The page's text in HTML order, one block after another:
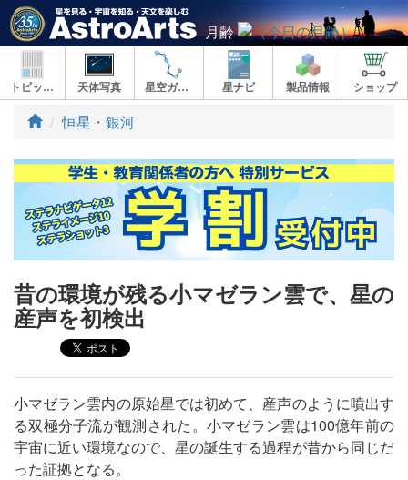
月齢
トピックス 天体写真 星空ガイド 星ナビ 製品情報 ショップ
ト
プ
恒星・銀河
昔の環境が残る小マゼラン雲で、星の
産声を初検出
小マゼラン雲内の原始星では初めて、産声のように噴出す
る双極分子流が観測された。小マゼラン雲は100億年前の
宇宙に近い環境なので、星の誕生する過程が昔から同じだ
った証拠となる。